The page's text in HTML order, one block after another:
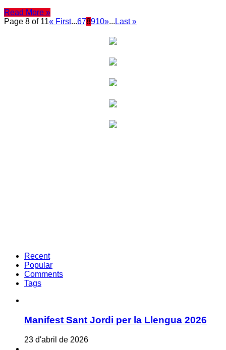
Read More »
Page 8 of 11« First...678910»... Last »
Recent
Popular
Comments
Tags
Manifest Sant Jordi per la Llengua 2026
23 d'abril de 2026